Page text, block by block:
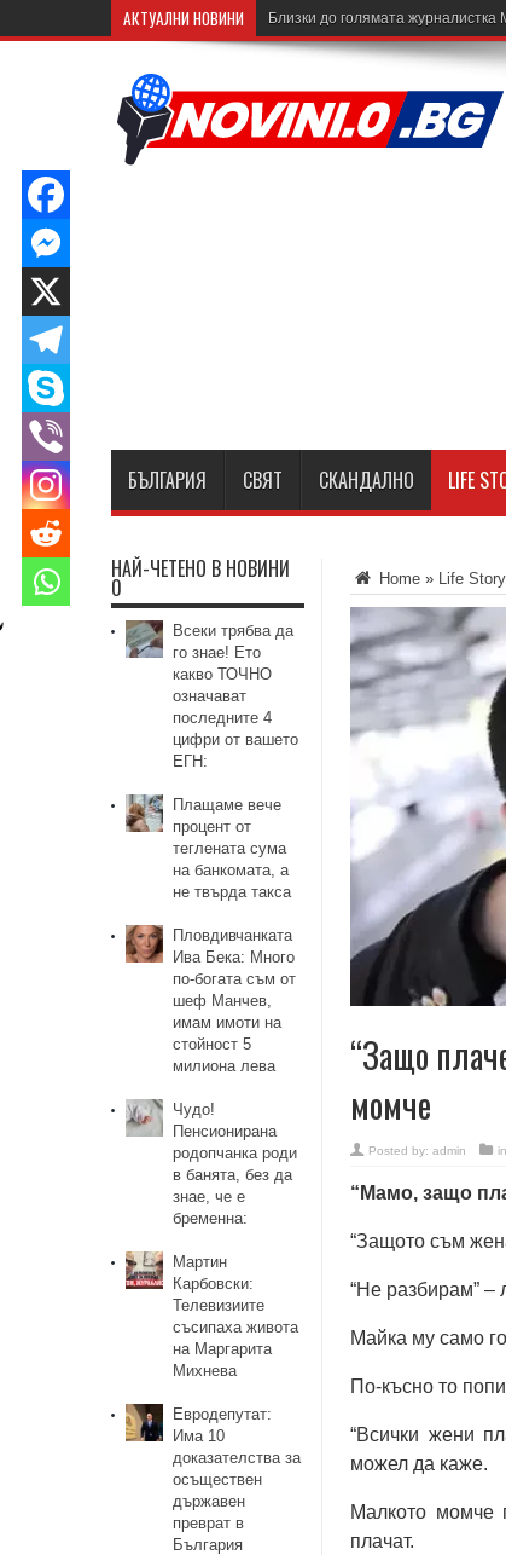
АКТУАЛНИ НОВИНИ Близки до голямата
БЪЛГАРИЯ СВЯТ СКАНДАЛНО LIFE
Home » Life Story
“Защо
момче
Posted by: admin in
“Мамо, защо
“Защото съм
“Не разбирам” –
Майка му само
По-късно то
“Всички жени
можел да каже.
Малкото момче
плачат.
НАЙ-ЧЕТЕНО В НОВИНИ
0
Всеки трябва да
го знае! Ето
какво ТОЧНО
означават
последните 4
цифри от вашето
ЕГН:
Плащаме вече
процент от
теглената сума
на банкомата, а
не твърда такса
Пловдивчанката
Ива Бека: Много
по-богата съм от
шеф Манчев,
имам имоти на
стойност 5
милиона лева
Чудо!
Пенсионирана
родопчанка роди
в банята, без да
знае, че е
бременна:
Мартин
Карбовски:
Телевизиите
съсипаха живота
на Маргарита
Михнева
Евродепутат:
Има 10
доказателства за
осъществен
държавен
преврат в
България